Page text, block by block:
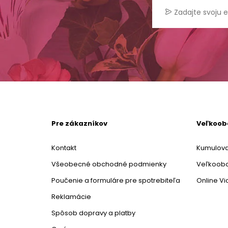
Pre zákazníkov
Kontakt
Všeobecné obchodné podmienky
Poučenie a formuláre pre spotrebiteľa
Reklamácie
Spôsob dopravy a platby
Online